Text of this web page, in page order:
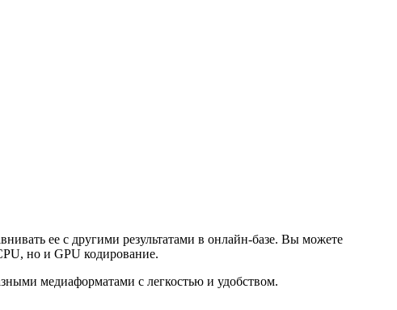
ее с другими результатами в онлайн-базе. Вы можете
но и GPU кодирование.
медиаформатами с легкостью и удобством.